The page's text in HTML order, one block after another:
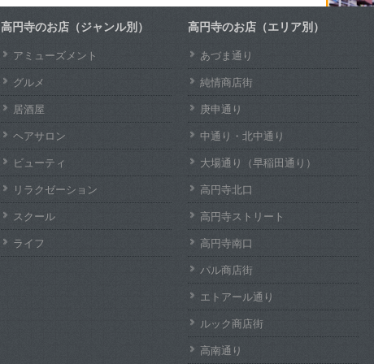
高円寺のお店（ジャンル別）
アミューズメント
グルメ
居酒屋
ヘアサロン
ビューティ
リラクゼーション
スクール
ライフ
高円寺のお店（エリア別）
あづま通り
純情商店街
庚申通り
中通り・北中通り
大場通り（早稲田通り）
高円寺北口
高円寺ストリート
高円寺南口
パル商店街
エトアール通り
ルック商店街
高南通り